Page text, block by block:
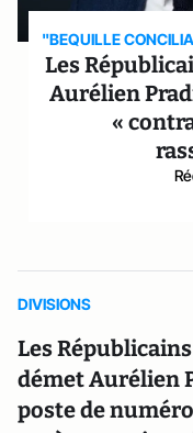
"BEQUILLE
Les
Aurélien
«
DIVISIONS
Les
démet Aurélien
poste de